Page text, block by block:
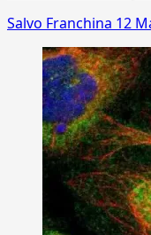
Salvo Franchina 12